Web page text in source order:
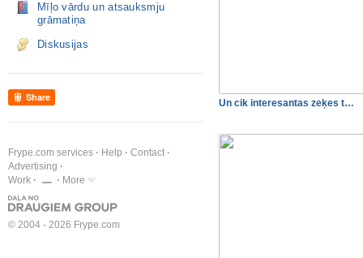
Mīļo vārdu un atsauksmju
grāmatiņa
Diskusijas
Share
Frype.com services Help
Contact
Advertising
Work
More
© 2004 - 2026 Frype.com
Un cik interesantas zeķes t…